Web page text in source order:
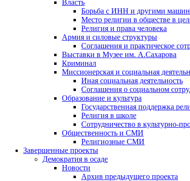
Власть
Борьба с ИНН и другими
Место религии в обществе в
Религия и права человека
Армия и силовые структуры
Соглашения и практическое
Выставки в Музее им. А.Сахарова
Криминал
Миссионерская и социальная
Иная социальная деятельность
Соглашения о социальном
Образование и культура
Государственная поддержка
Религия в школе
Сотрудничество в культурно-
Общественность и СМИ
Религиозные СМИ
Завершенные проекты
Демократия в осаде
Новости
Архив предыдущего проекта